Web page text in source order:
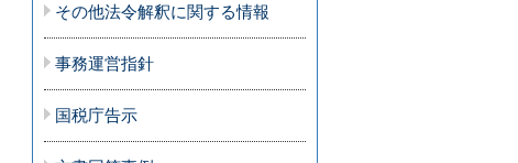
その他法令解釈に関する情報
事務運営指針
国税庁告示